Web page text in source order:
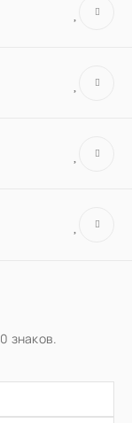
знаков.